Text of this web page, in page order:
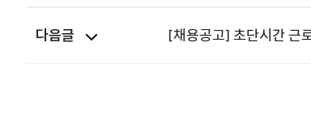
다음글 [채용공고] 초단시간 근